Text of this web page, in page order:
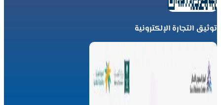
توثيق التجارة الإلكترونية